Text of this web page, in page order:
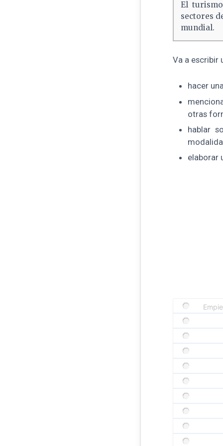
El
sectores
mundial.
Va a escribir
hacer
otras
hablar
elaborar